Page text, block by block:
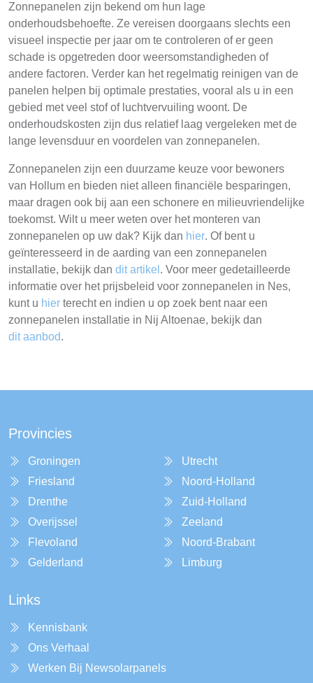
Zonnepanelen zijn bekend om hun lage
onderhoudsbehoefte. Ze vereisen doorgaans slechts een
visueel inspectie per jaar om te controleren of er geen
schade is opgetreden door weersomstandigheden of
andere factoren. Verder kan het regelmatig reinigen van de
panelen helpen bij optimale prestaties, vooral als u in een
gebied met veel stof of luchtvervuiling woont. De
onderhoudskosten zijn dus relatief laag vergeleken met de
lange levensduur en voordelen van zonnepanelen.
Zonnepanelen zijn een duurzame keuze voor bewoners
van Hollum en bieden niet alleen financiële besparingen,
maar dragen ook bij aan een schonere en milieuvriendelijke
toekomst. Wilt u meer weten over het monteren van
zonnepanelen op uw dak? Kijk dan hier. Of bent u
geïnteresseerd in de aarding van een zonnepanelen
installatie, bekijk dan dit artikel . Voor meer gedetailleerde
informatie over het prijsbeleid voor zonnepanelen in Nes,
kunt u hier terecht en indien u op zoek bent naar een
zonnepanelen installatie in Nij Altoenae, bekijk dan
dit aanbod.
Provincies
Groningen
Friesland
Drenthe
Overijssel
Flevoland
Gelderland
Utrecht
Noord-Holland
Zuid-Holland
Zeeland
Noord-Brabant
Limburg
Links
Kennisbank
Ons Verhaal
Werken Bij Newsolarpanels